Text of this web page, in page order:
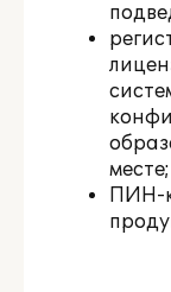
месте;
ПИН-